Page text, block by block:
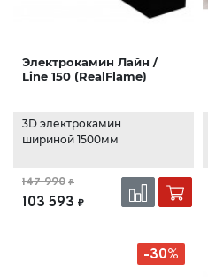
Электрокамин Лайн /
Line 150 (RealFlame)
3D электрокамин
шириной 1500мм
147 990 ₽
103 593 ₽
-30%